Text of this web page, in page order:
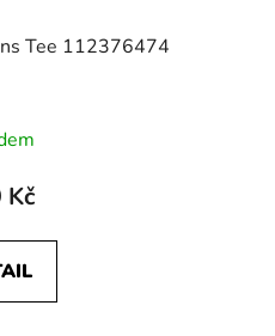
Tee 112376474
Kč